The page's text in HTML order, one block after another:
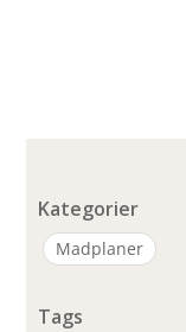
Kategorier
Madplaner
Tags